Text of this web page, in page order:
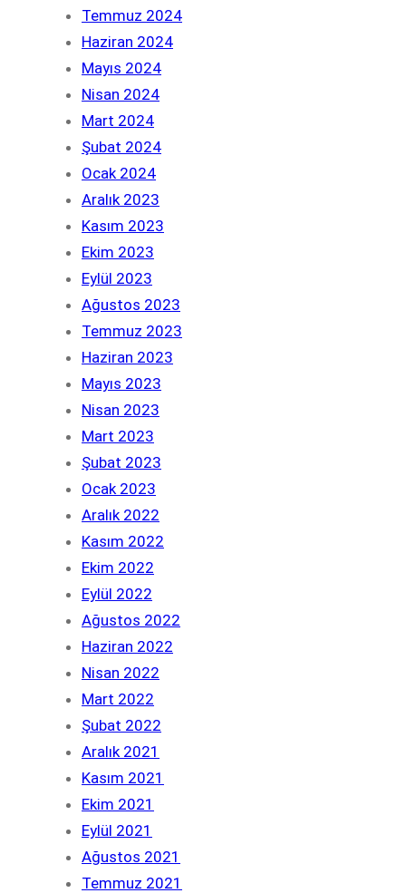
Temmuz 2024
Haziran 2024
Mayıs 2024
Nisan 2024
Mart 2024
Şubat 2024
Ocak 2024
Aralık 2023
Kasım 2023
Ekim 2023
Eylül 2023
Ağustos 2023
Temmuz 2023
Haziran 2023
Mayıs 2023
Nisan 2023
Mart 2023
Şubat 2023
Ocak 2023
Aralık 2022
Kasım 2022
Ekim 2022
Eylül 2022
Ağustos 2022
Haziran 2022
Nisan 2022
Mart 2022
Şubat 2022
Aralık 2021
Kasım 2021
Ekim 2021
Eylül 2021
Ağustos 2021
Temmuz 2021